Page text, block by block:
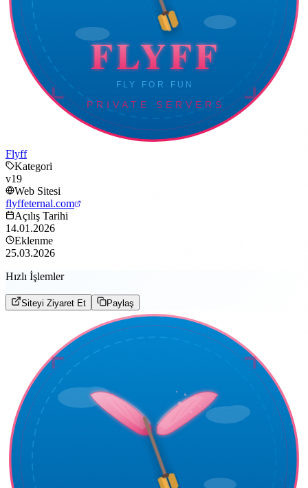
Flyff
Kategori
v19
Web Sitesi
flyffeternal.com
Açılış Tarihi
14.01.2026
Eklenme
25.03.2026
Hızlı İşlemler
Siteyi Ziyaret Et Paylaş